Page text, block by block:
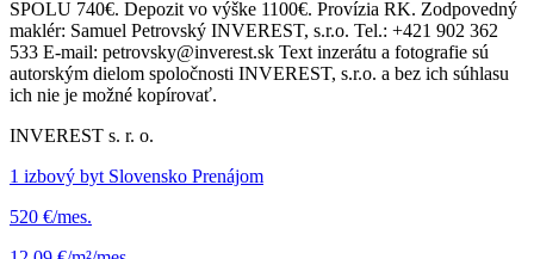
SPOLU 740€. Depozit vo výške 1100€. Provízia RK. Zodpovedný
maklér: Samuel Petrovský INVEREST, s.r.o. Tel.: +421 902 362
533 E-mail: petrovsky@inverest.sk Text inzerátu a fotografie sú
autorským dielom spoločnosti INVEREST, s.r.o. a bez ich súhlasu
ich nie je možné kopírovať.
INVEREST s. r. o.
1 izbový byt Slovensko Prenájom
520 €/mes.